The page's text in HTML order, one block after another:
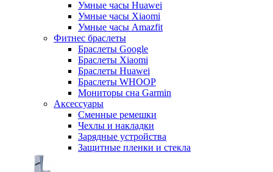
Умные часы Huawei
Умные часы Xiaomi
Умные часы Amazfit
Фитнес браслеты
Браслеты Google
Браслеты Xiaomi
Браслеты Huawei
Браслеты WHOOP
Мониторы сна Garmin
Аксессуары
Сменные ремешки
Чехлы и накладки
Зарядные устройства
Защитные пленки и стекла